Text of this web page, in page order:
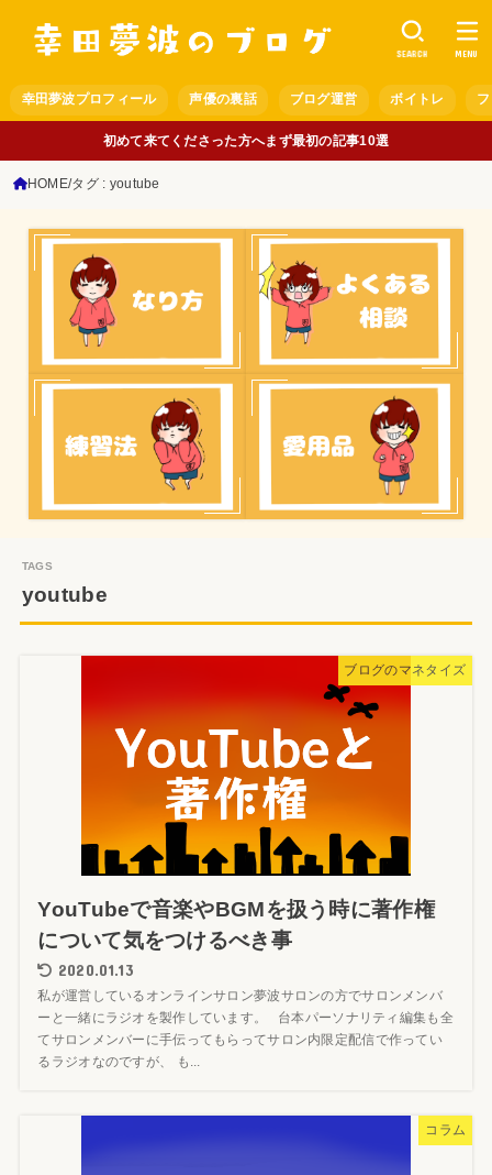
幸田夢波プロフィール 声優の裏話 ブログ運営 ボイトレ
SEARCH MENU
初めて来てくださった方へまず最初の記事10選
HOME タグ : youtube
youtube
ブログのマネタイズ
YouTubeで音楽やBGMを扱う時に著作権
について気をつけるべき事
2020.01.13
私が運営しているオンラインサロン夢波サロンの方でサロンメンバ
ーと一緒にラジオを製作しています。 台本パーソナリティ編集も全
てサロンメンバーに手伝ってもらってサロン内限定配信で作ってい
るラジオなのですが、 も...
コラム